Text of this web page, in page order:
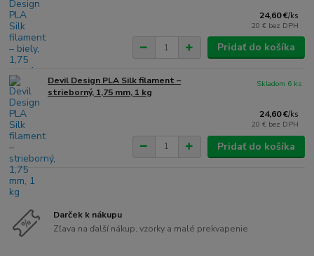
24,60 €/ks
20 € bez DPH
Pridať do košíka
Devil Design PLA Silk filament –
strieborný, 1,75 mm, 1 kg
24,60 €/ks
20 € bez DPH
Skladom 6 ks
Pridať do košíka
Darček k nákupu
Zľava na ďalší nákup, vzorky a malé prekvapenie